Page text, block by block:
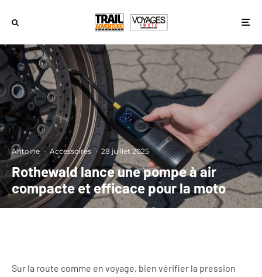
Antoine · Accessoires · 28 juillet 2025
Rothewald lance une pompe à air
compacte et efficace pour la moto
Sur la route comme en voyage, bien vérifier la pression